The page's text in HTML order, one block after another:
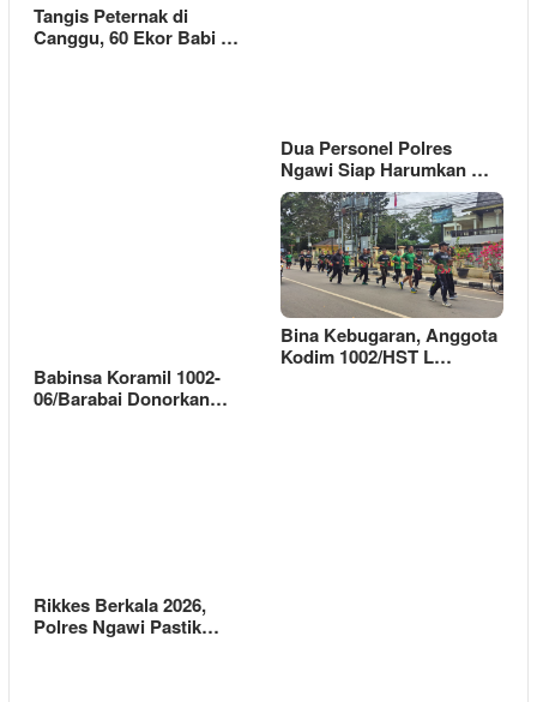
Tangis Peternak di
Canggu, 60 Ekor Babi …
Dua Personel Polres
Ngawi Siap Harumkan …
Babinsa Koramil 1002-
06/Barabai Donorkan…
Bina Kebugaran, Anggota
Kodim 1002/HST L…
Rikkes Berkala 2026,
Polres Ngawi Pastik…